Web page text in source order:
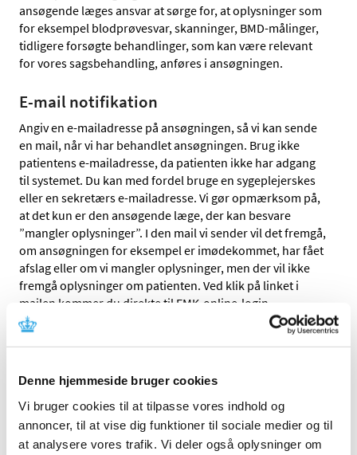
Denne hjemmeside bruger cookies
Vi bruger cookies til at tilpasse vores indhold og
annoncer, til at vise dig funktioner til sociale medier og til
at analysere vores trafik. Vi deler også oplysninger om
ansøgende læges ansvar at sørge for, at oplysninger som
for eksempel blodprøvesvar, skanninger, BMD-målinger,
tidligere forsøgte behandlinger, som kan være relevant
for vores sagsbehandling, anføres i ansøgningen.
E-mail notifikation
Angiv en e-mailadresse på ansøgningen, så vi kan sende
en mail, når vi har behandlet ansøgningen. Brug ikke
patientens e-mailadresse, da patienten ikke har adgang
til systemet. Du kan med fordel bruge en sygeplejerskes
eller en sekretærs e-mailadresse. Vi gør opmærksom på,
at det kun er den ansøgende læge, der kan besvare
”mangler oplysninger”. I den mail vi sender vil det fremgå,
om ansøgningen for eksempel er imødekommet, har fået
afslag eller om vi mangler oplysninger, men der vil ikke
fremgå oplysninger om patienten. Ved klik på linket i
mailen kommer du direkte til FMK-online-login.
ansøgninger om enkelttilskud
Fold alle tekster ud